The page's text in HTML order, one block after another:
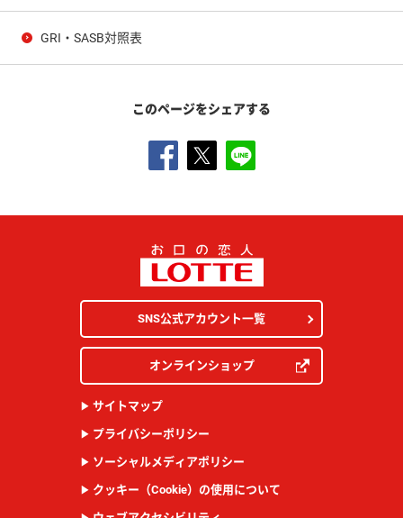
GRI・SASB対照表
このページをシェアする
サイトマップ
プライバシーポリシー
ソーシャルメディアポリシー
クッキー（Cookie）の使用について
SNS公式アカウント一覧
オンラインショップ